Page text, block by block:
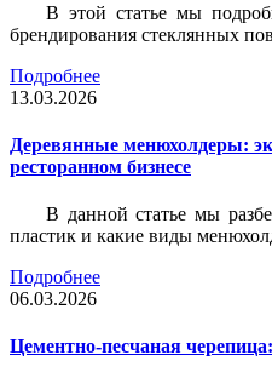
В этой статье мы
брендирования стеклянных
Подробнее
13.03.2026
Деревянные менюхолдеры:
ресторанном бизнесе
В данной статье мы
пластик и какие виды
Подробнее
06.03.2026
Цементно-песчаная